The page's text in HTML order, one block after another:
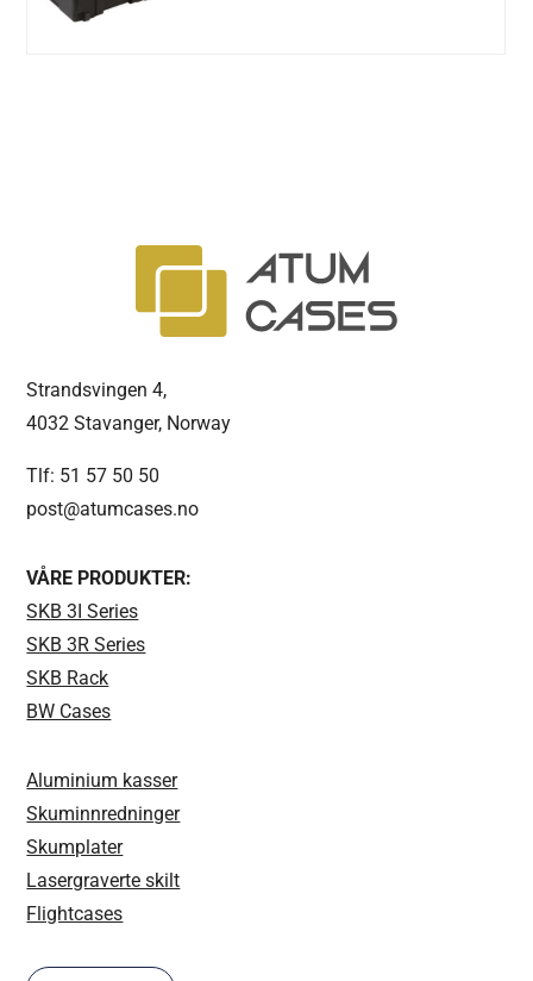
Strandsvingen 4,
4032 Stavanger, Norway
Tlf: 51 57 50 50
post@atumcases.no
VÅRE PRODUKTER:
SKB 3I Series
SKB 3R Series
SKB Rack
BW Cases
Aluminium kasser
Skuminnredninger
Skumplater
Lasergraverte skilt
Flightcases